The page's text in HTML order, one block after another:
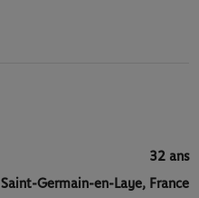
32 ans
Saint-Germain-en-Laye, France